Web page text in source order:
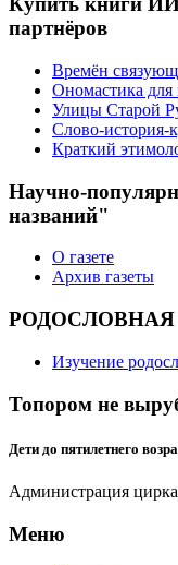
партнёров
Времён
Ономастика для
Улицы Старой
Слово-история-
Краткий
Научно-
названий"
О газете
Архив газеты
РОДОСЛОВНАЯ
Изучение
Топором не
Дети до пятилетнего
Администрация
Меню